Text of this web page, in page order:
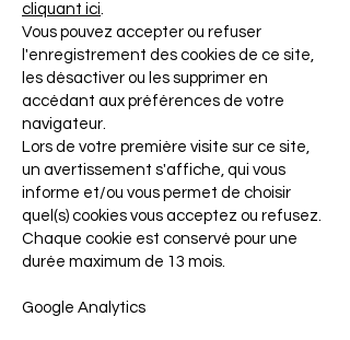
cliquant ici.
Vous pouvez accepter ou refuser
l'enregistrement des cookies de ce site,
les désactiver ou les supprimer en
accédant aux préférences de votre
navigateur.
Lors de votre première visite sur ce site,
un avertissement s'affiche, qui vous
informe et/ou vous permet de choisir
quel(s) cookies vous acceptez ou refusez.
Chaque cookie est conservé pour une
durée maximum de 13 mois.
Google Analytics